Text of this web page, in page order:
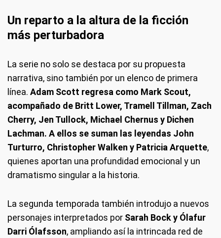
Un reparto a la altura de la ficción
más perturbadora
La serie no solo se destaca por su propuesta
narrativa, sino también por un elenco de primera
línea. Adam Scott regresa como Mark Scout,
acompañado de Britt Lower, Tramell Tillman, Zach
Cherry, Jen Tullock, Michael Chernus y Dichen
Lachman. A ellos se suman las leyendas John
Turturro, Christopher Walken y Patricia Arquette,
quienes aportan una profundidad emocional y un
dramatismo singular a la historia.
La segunda temporada también introdujo a nuevos
personajes interpretados por Sarah Bock y Ólafur
Darri Ólafsson, ampliando así la intrincada red de